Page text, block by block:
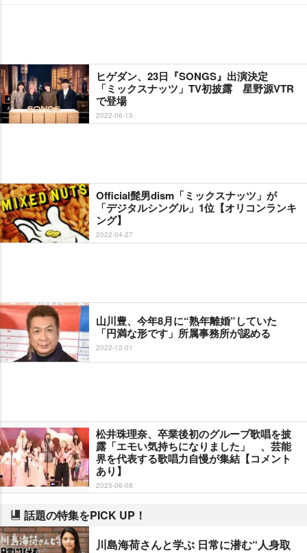
ヒゲダン、23日『SONGS』出演決定
「ミックスナッツ」TV初披露 星野源VTR
で登場
2022-06-13
Official髭男dism「ミックスナッツ」が
「デジタルシングル」1位【オリコンランキ
ング】
2022-04-27
山川豊、今年8月に“熟年離婚”していた
「円満な形です」所属事務所が認める
2022-12-01
松井珠理奈、卒業後初のグループ歌唱を披
露「エモい気持ちになりました」 、芸能
界を代表する歌唱力自慢が集結【コメント
あり】
2025-06-08
話題の特集をPICK UP！
川島海荷さんと学ぶ 日常に潜む“人身取